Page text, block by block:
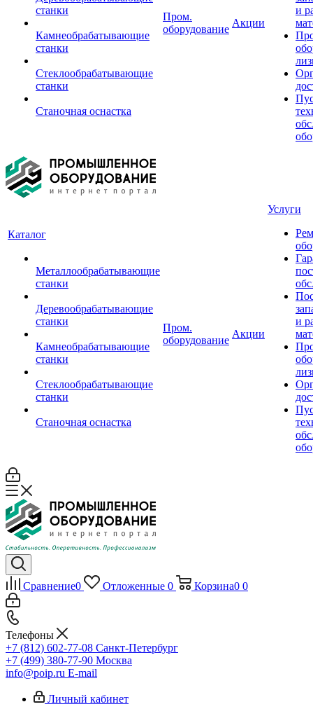
станки
Камнеобрабатывающие
станки
Стеклообрабатывающие
станки
Станочная оснастка
Пром.
оборудование
Акции
и
Каталог
Металлообрабатывающие
станки
Деревообрабатывающие
станки
Камнеобрабатывающие
станки
Стеклообрабатывающие
станки
Станочная оснастка
Пром.
оборудование
Акции
Услуги
и
Сравнение0 Отложенные 0 Корзина0 0
Телефоны
+7 (812) 602-77-08 Санкт-Петербург
+7 (499) 380-77-90 Москва
info@poip.ru E-mail
Личный кабинет